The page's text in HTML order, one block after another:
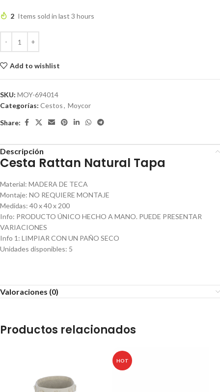
2 Items sold in last 3 hours
Add to wishlist
SKU: MOY-694014
Categorías: Cestos, Moycor
Share:
Descripción
Cesta Rattan Natural Tapa
Material: MADERA DE TECA
Montaje: NO REQUIERE MONTAJE
Medidas: 40 x 40 x 200
Info: PRODUCTO ÚNICO HECHO A MANO. PUEDE PRESENTAR
VARIACIONES
Info 1 : LIMPIAR CON UN PAÑO SECO
Unidades disponibles: 5
Valoraciones (0)
Productos relacionados
HOT